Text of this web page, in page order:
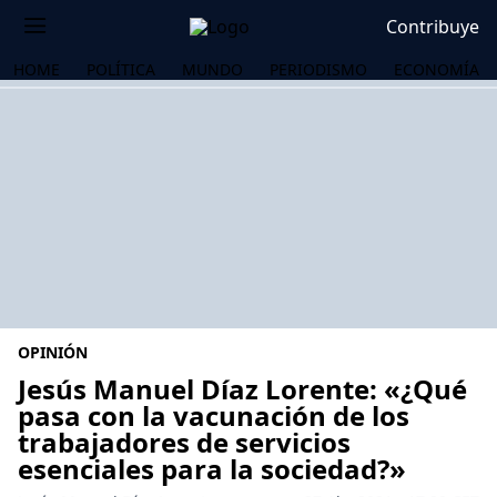
Contribuye
HOME POLÍTICA MUNDO PERIODISMO ECONOMÍA
OPINIÓN
Jesús Manuel Díaz Lorente: «¿Qué
pasa con la vacunación de los
trabajadores de servicios
esenciales para la sociedad?»